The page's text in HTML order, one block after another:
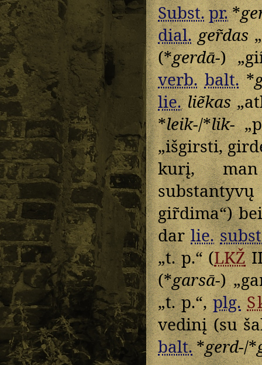
Subst.pr.*
dial. ger̃das
(*gerdā-)
verb. balt.*
lie. liẽkas
*leik-/*lik-
„išgirsti,
kurį, man
gir̃dima“)
darlie.
„t. p.“ (LKŽ
(*garsā-)
„t. p.“,plg.
vedinį (su
balt.*gerd-/*